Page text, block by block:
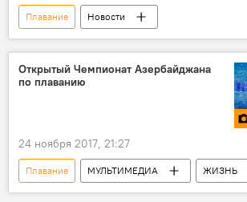
Плавание
Новости
Олимпийские игры-2020 в Токио
Спорт
Азербайджан
Новости мира
Открытый Чемпионат Азербайджана
по плаванию
24 ноября 2017, 21:27
Плавание МУЛЬТИМЕДИА
ЖИЗНЬ
Азербайджан
Спорт
Фото